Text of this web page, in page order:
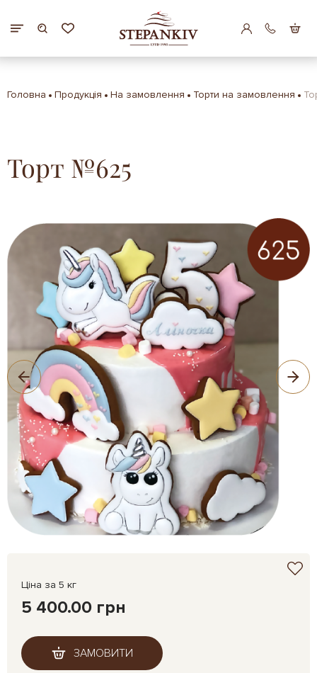
Головна Продукція На замовлення Торти на замовлення
Торт №625
Ціна за 5 кг
5 400.00 грн
ЗАМОВИТИ